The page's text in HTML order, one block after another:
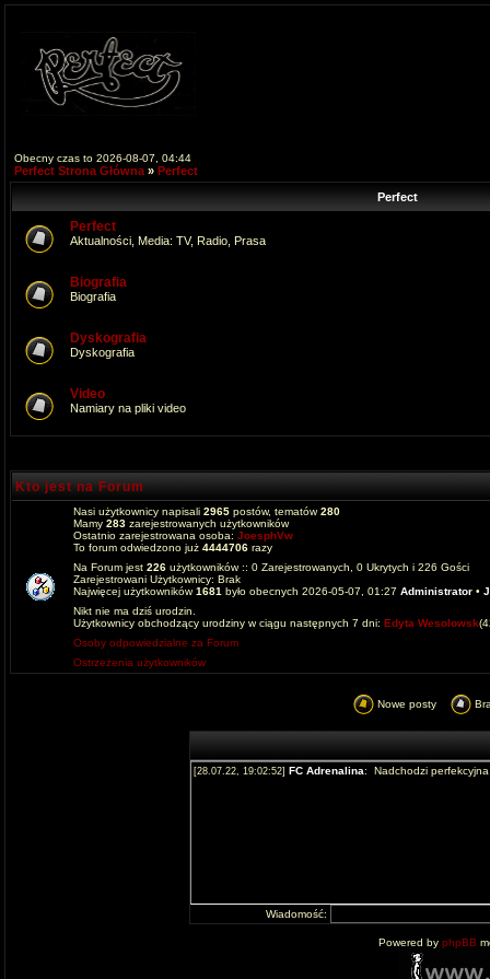
Obecny czas to 2026-08-07, 04:44
Perfect Strona Główna » Perfect
Perfect
Perfect
Aktualności, Media: TV, Radio, Prasa
Biografia
Biografia
Dyskografia
Dyskografia
Video
Namiary na pliki video
Kto jest na Forum
Nasi użytkownicy napisali 2965 postów, tematów280
Mamy 283 zarejestrowanych użytkowników
Ostatnio zarejestrowana osoba: JoesphVw
To forum odwiedzono już 4444706 razy
Na Forum jest 226 użytkowników :: 0 Zarejestrowanych, 0 Ukrytych i 226 Gości
Zarejestrowani Użytkownicy: Brak
Najwięcej użytkowników1681 było obecnych 2026-05-07, 01:27 Administrator •
Nikt nie ma dziś urodzin.
Użytkownicy obchodzący urodziny w ciągu następnych 7 dni: Edyta Wesolowsk
Osoby odpowiedzialne za Forum
Ostrzeżenia użytkowników
Nowe posty
Wiadomość:
Powered by phpBB